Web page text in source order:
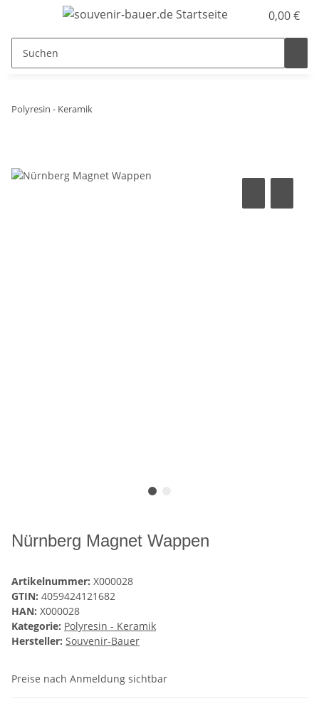
0,00 €
Polyresin - Keramik
Nürnberg Magnet Wappen
Artikelnummer: X000028
GTIN: 4059424121682
HAN: X000028
Kategorie: Polyresin - Keramik
Hersteller: Souvenir-Bauer
Preise nach Anmeldung sichtbar